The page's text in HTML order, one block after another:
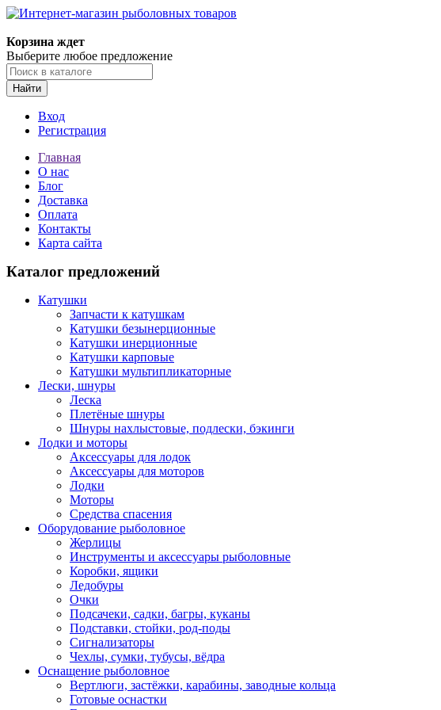
Корзина ждет
Выберите любое предложение
Найти
Вход
Регистрация
Главная
О нас
Блог
Доставка
Оплата
Контакты
Карта сайта
Каталог предложений
Катушки
Запчасти к катушкам
Катушки безынерционные
Катушки инерционные
Катушки карповые
Катушки мультипликаторные
Лески, шнуры
Леска
Плетёные шнуры
Шнуры нахлыстовые, подлески, бэкинги
Лодки и моторы
Аксессуары для лодок
Аксессуары для моторов
Лодки
Моторы
Средства спасения
Оборудование рыболовное
Жерлицы
Инструменты и аксессуары рыболовные
Коробки, ящики
Ледобуры
Очки
Подсачеки, садки, багры, куканы
Подставки, стойки, род-поды
Сигнализаторы
Чехлы, сумки, тубусы, вёдра
Оснащение рыболовное
Вертлюги, застёжки, карабины, заводные кольца
Готовые оснастки